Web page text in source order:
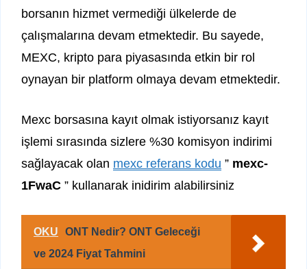
borsanın hizmet vermediği ülkelerde de
çalışmalarına devam etmektedir. Bu sayede,
MEXC, kripto para piyasasında etkin bir rol
oynayan bir platform olmaya devam etmektedir.
Mexc borsasına kayıt olmak istiyorsanız kayıt
işlemi sırasında sizlere %30 komisyon indirimi
sağlayacak olan mexc referans kodu ” mexc-
1FwaC ” kullanarak inidirim alabilirsiniz
OKU
ONT Nedir? ONT Geleceği
ve 2024 Fiyat Tahmini